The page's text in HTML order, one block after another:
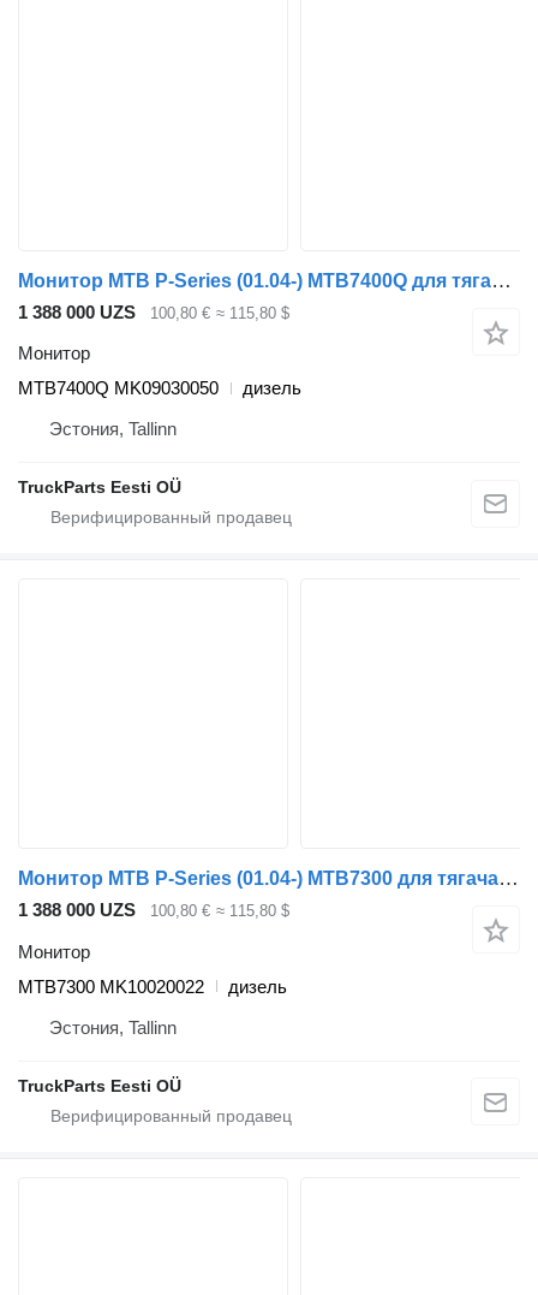
Монитор MTB P-Series (01.04-) MTB7400Q для тягача Scania P,G,R,T-series (2004-2017)
1 388 000 UZS 100,80 € ≈ 115,80 $
Монитор
MTB7400Q MK09030050
дизель
Эстония, Tallinn
TruckParts Eesti OÜ
Монитор MTB P-Series (01.04-) MTB7300 для тягача Scania P,G,R,T-series (2004-2017)
1 388 000 UZS 100,80 € ≈ 115,80 $
Монитор
MTB7300 MK10020022
дизель
Эстония, Tallinn
TruckParts Eesti OÜ